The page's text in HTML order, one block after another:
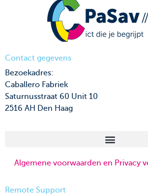
Contact gegevens
Bezoekadres:
Caballero Fabriek
Saturnusstraat 60 Unit 10
2516 AH Den Haag
Algemene voorwaarden en Privacy
Remote Support